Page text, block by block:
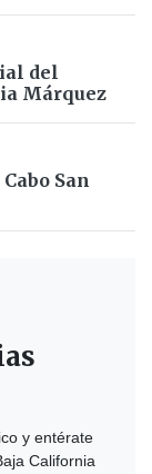
del
Márquez
San
y entérate
California